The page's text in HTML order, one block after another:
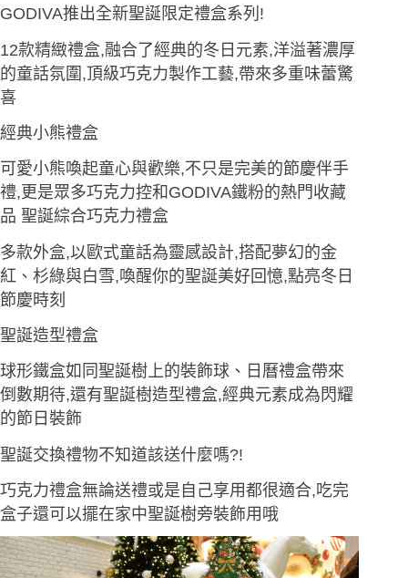
GODIVA推出全新聖誕限定禮盒系列!
12款精緻禮盒,融合了經典的冬日元素,洋溢著濃厚
的童話氛圍,頂級巧克力製作工藝,帶來多重味蕾驚
喜
經典小熊禮盒
可愛小熊喚起童心與歡樂,不只是完美的節慶伴手
禮,更是眾多巧克力控和GODIVA鐵粉的熱門收藏
品 聖誕綜合巧克力禮盒
多款外盒,以歐式童話為靈感設計,搭配夢幻的金
紅、杉綠與白雪,喚醒你的聖誕美好回憶,點亮冬日
節慶時刻
聖誕造型禮盒
球形鐵盒如同聖誕樹上的裝飾球、日曆禮盒帶來
倒數期待,還有聖誕樹造型禮盒,經典元素成為閃耀
的節日裝飾
聖誕交換禮物不知道該送什麼嗎?!
巧克力禮盒無論送禮或是自己享用都很適合,吃完
盒子還可以擺在家中聖誕樹旁裝飾用哦